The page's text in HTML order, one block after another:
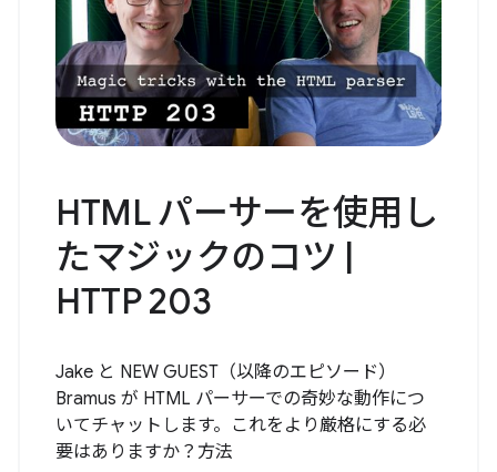
HTML パーサーを使用し
たマジックのコツ |
HTTP 203
Jake と NEW GUEST（以降のエピソード）
Bramus が HTML パーサーでの奇妙な動作につ
いてチャットします。これをより厳格にする必
要はありますか？方法